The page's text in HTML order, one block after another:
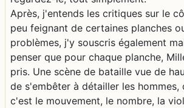
Après, j'entends les critiques sur le
peu feignant de certaines planches
problèmes, j'y souscris également
penser que pour chaque planche,
pris. Une scène de bataille vue de
de s'embêter à détailler les
c'est le mouvement, le nombre, la